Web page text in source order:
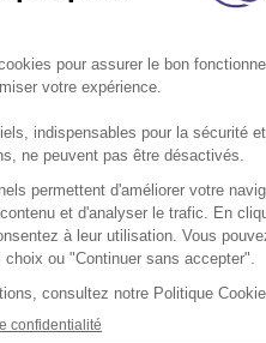
1ER RÉSEAU
A propos
Notre mission